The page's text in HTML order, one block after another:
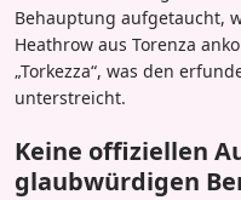
Behauptung aufgetaucht,
Heathrow aus Torenza
„Torkezza“, was den
unterstreicht.
Keine offiziellen
glaubwürdigen